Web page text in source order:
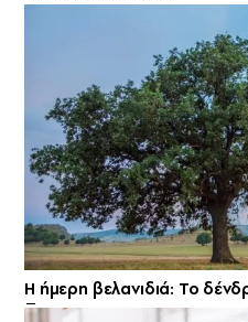
Η ήμερη βελανιδιά: Το